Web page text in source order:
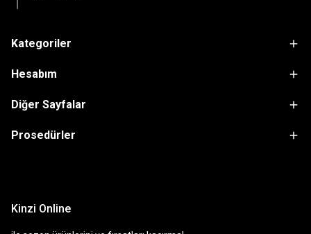
Kategoriler
Hesabım
Diğer Sayfalar
Prosedürler
Kinzi Online